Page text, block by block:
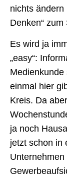
nichts ändern
Denken“
Es wird ja
„easy“:
einmal hier
Kreis. Da
ja noch
jetzt schon in